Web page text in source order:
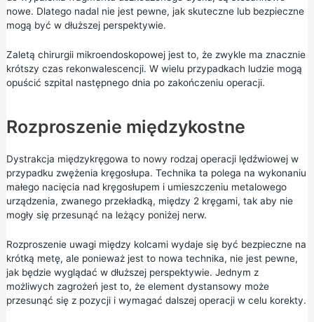
nowe. Dlatego nadal nie jest pewne, jak skuteczne lub bezpieczne
mogą być w dłuższej perspektywie.
Zaletą chirurgii mikroendoskopowej jest to, że zwykle ma znacznie
krótszy czas rekonwalescencji. W wielu przypadkach ludzie mogą
opuścić szpital następnego dnia po zakończeniu operacji.
Rozproszenie międzykostne
Dystrakcja międzykręgowa to nowy rodzaj operacji lędźwiowej w
przypadku zwężenia kręgosłupa. Technika ta polega na wykonaniu
małego nacięcia nad kręgosłupem i umieszczeniu metalowego
urządzenia, zwanego przekładką, między 2 kręgami, tak aby nie
mogły się przesunąć na leżący poniżej nerw.
Rozproszenie uwagi między kolcami wydaje się być bezpieczne na
krótką metę, ale ponieważ jest to nowa technika, nie jest pewne,
jak będzie wyglądać w dłuższej perspektywie. Jednym z
możliwych zagrożeń jest to, że element dystansowy może
przesunąć się z pozycji i wymagać dalszej operacji w celu korekty.